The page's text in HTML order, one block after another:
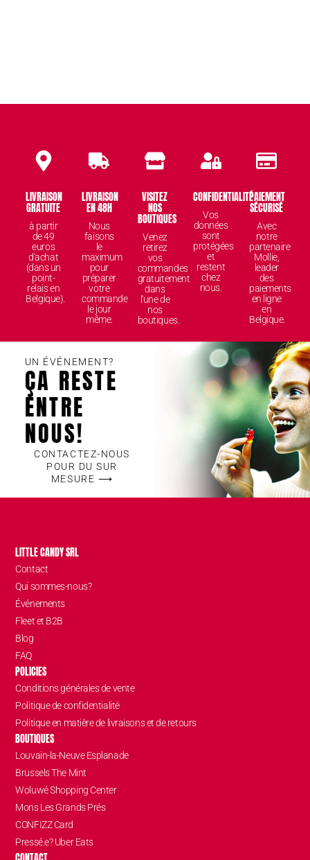
LIVRAISON
GRATUITE
à partir
de 49
euros
d'achat
(dans un
point-
relais en
Belgique).
LIVRAISON
EN 48H
Nous
faisons
le
maximum
pour
préparer
votre
commande
le jour
même.
VISITEZ
NOS
BOUTIQUES
Venez
retirez
vos
commandes
gratuitement
dans
l'une de
nos
boutiques.
CONFIDENTIALITÉ
Vos
données
sont
protégées
et
restent
chez
nous.
PAIEMENT
SÉCURISÉ
Avec
notre
partenaire
Mollie,
leader
des
paiements
en ligne
en
Belgique.
UN ÉVÉNEMENT?
ÇA RESTE
ENTRE
NOUS!
CONTACTEZ-NOUS
POUR DU SUR
MESURE ⟶
LITTLE CANDY SRL
Contact
Qui sommes-nous?
Événements
Fleet et B2B
Blog
FAQ
POLICIES
Conditions générales de vente
Politique de confidentialité
Politique en matière de livraisons et de retours
BOUTIQUES
Louvain-la-Neuve Esplanade
Brussels The Mint
Woluwé Shopping Center
Mons Les Grands Prés
CONFIZZ Card
Pressé.e? Uber Eats